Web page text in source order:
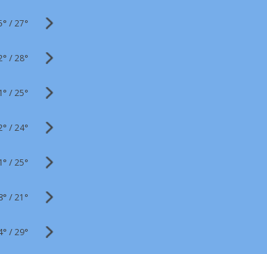
/27°
/28°
/25°
/24°
/25°
/21°
/29°